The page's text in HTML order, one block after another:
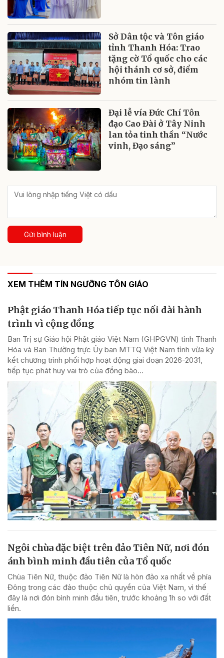
Sở Dân tộc và Tôn giáo
tỉnh Thanh Hóa: Trao
tặng cờ Tổ quốc cho các
hội thánh cơ sở, điểm
nhóm tin lành
Đại lễ vía Đức Chí Tôn
đạo Cao Đài ở Tây Ninh
lan tỏa tinh thần “Nước
vinh, Đạo sáng”
Gửi bình luận
XEM THÊM TÍN NGƯỠNG TÔN GIÁO
Phật giáo Thanh Hóa tiếp tục nối dài hành
trình vì cộng đồng
Ban Trị sự Giáo hội Phật giáo Việt Nam (GHPGVN) tỉnh Thanh
Hóa và Ban Thường trực Ủy ban MTTQ Việt Nam tỉnh vừa ký
kết chương trình phối hợp hoạt động giai đoạn 2026-2031,
tiếp tục phát huy vai trò của đồng bào...
Ngôi chùa đặc biệt trên đảo Tiên Nữ, nơi đón
ánh bình minh đầu tiên của Tổ quốc
Chùa Tiên Nữ, thuộc đảo Tiên Nữ là hòn đảo xa nhất về phía
Đông trong các đảo thuộc chủ quyền của Việt Nam, vì thế
đây là nơi đón bình minh đầu tiên, trước khoảng 1h so với đất
liền.